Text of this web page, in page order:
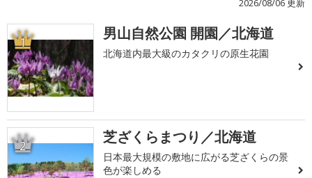
2026/08/06 更新
1 男山自然公園 開園／北海道
北海道内最大級のカタクリの原生花園
2 芝ざくらまつり／北海道
日本最大規模の敷地に広がる芝ざくらの景
色が楽しめる